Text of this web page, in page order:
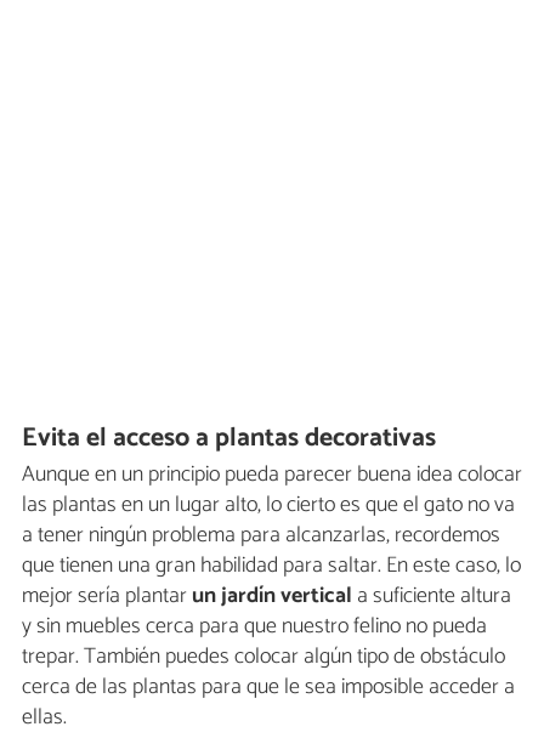
Evita el acceso a plantas decorativas
Aunque en un principio pueda parecer buena idea colocar
las plantas en un lugar alto, lo cierto es que el gato no va
a tener ningún problema para alcanzarlas, recordemos
que tienen una gran habilidad para saltar. En este caso, lo
mejor sería plantarun jardín vertical a suficiente altura
y sin muebles cerca para que nuestro felino no pueda
trepar. También puedes colocar algún tipo de obstáculo
cerca de las plantas para que le sea imposible acceder a
ellas.